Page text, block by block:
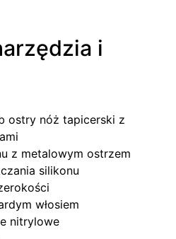
i
ostry nóż tapicerski z
z metalowym ostrzem
silikonu
włosiem
nitrylowe